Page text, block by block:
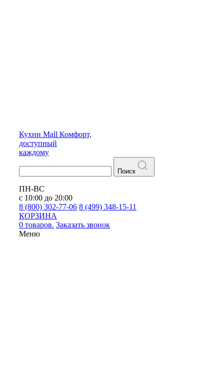
Кухни Mall Комфорт,
доступный
каждому
Поиск
ПН-ВС
с 10:00 до 20:00
8 (800) 302-77-06 8 (499) 348-15-11
КОРЗИНА
0 товаров. Заказать звонок
Меню